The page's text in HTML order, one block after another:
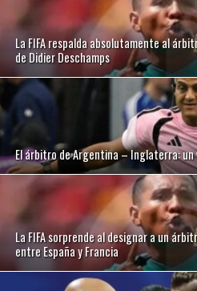
La FIFA respalda absolutamente al
de Didier Deschamps
El árbitro de Argentina – Inglaterra: un
La FIFA sorprende al designar a un
entre España y Francia